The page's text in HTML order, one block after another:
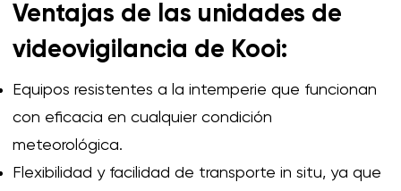
Ventajas de las unidades de
videovigilancia de Kooi:
Equipos resistentes a la intemperie que funcionan
con eficacia en cualquier condición
meteorológica.
Flexibilidad y facilidad de transporte in situ, ya que